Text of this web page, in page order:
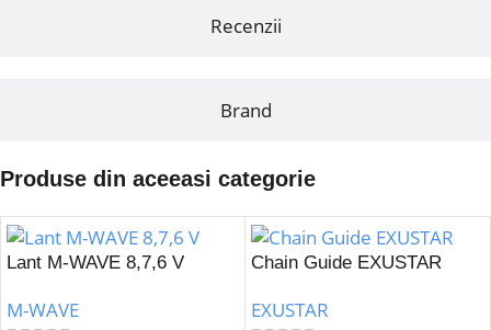
Recenzii
Brand
Produse din aceeasi categorie
Lant M-WAVE 8,7,6 V
M-WAVE
Chain Guide EXUSTAR
EXUSTAR